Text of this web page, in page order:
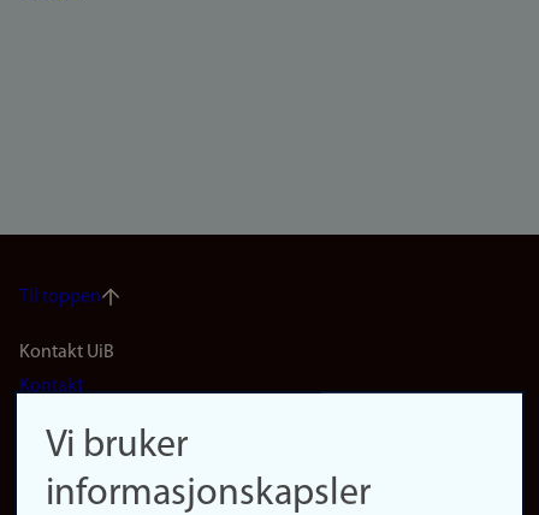
Til toppen
Footer
(no)
Kontakt UiB
Kontakt
Finn forsker
Presse
Vi bruker
informasjonskapsler